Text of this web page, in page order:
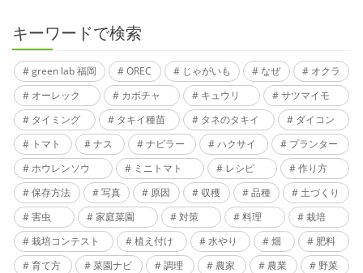
キーワードで検索
green lab 福岡 OREC じゃがいも なぜ
オクラ
オーレック
カボチャ キュウリ
サツマイモ
タイミング
タキイ種苗 タネのタキイ
ダイコン
トマト
ナス ナビラー ハクサイ
プランター
ホウレンソウ
ミニトマト レシピ
作り方
保存方法
写真 原因 収穫 品種
土づくり
害虫
家庭菜園 対策 料理
栽培
栽培コンテスト
植え付け 水やり 畑
肥料
育て方
菜園ナビ 調理 農家 農業
野菜